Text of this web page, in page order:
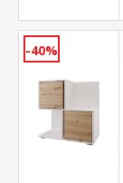
-40%